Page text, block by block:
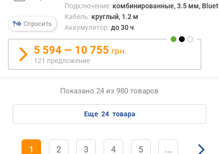
о
л
и
ч
о
и
Спросить
Подключение: комбинированные, 3.5 мм,
Кабель: круглый, 1.2 м
Аккумулятор: до 30 ч
5 594 — 10 755 грн.
121 предложение
Показано 24 из 980 товаров
еще 24 товара
1 2 3 4 5 ...